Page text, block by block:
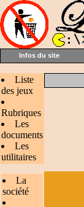
Infos du site
Liste
des jeux
Rubriques
Les
documents
Les
utilitaires
La
société